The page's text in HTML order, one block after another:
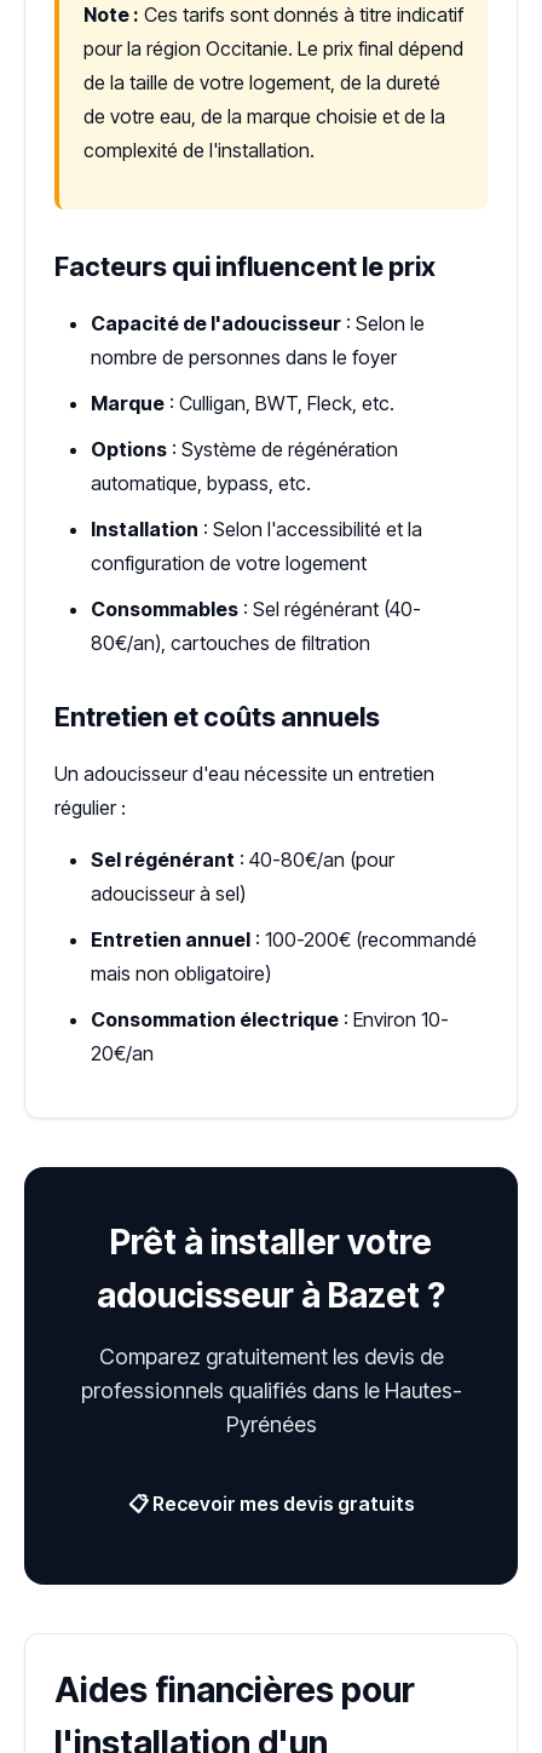
Note : Ces tarifs sont donnés à titre indicatif
pour la région Occitanie. Le prix final dépend
de la taille de votre logement, de la dureté
de votre eau, de la marque choisie et de la
complexité de l'installation.
Facteurs qui influencent le prix
Capacité de l'adoucisseur : Selon le
nombre de personnes dans le foyer
Marque : Culligan, BWT, Fleck, etc.
Options : Système de régénération
automatique, bypass, etc.
Installation : Selon l'accessibilité et la
configuration de votre logement
Consommables : Sel régénérant (40-
80€/an), cartouches de filtration
Entretien et coûts annuels
Un adoucisseur d'eau nécessite un entretien
régulier :
Sel régénérant : 40-80€/an (pour
adoucisseur à sel)
Entretien annuel : 100-200€ (recommandé
mais non obligatoire)
Consommation électrique : Environ 10-
20€/an
Prêt à installer votre
adoucisseur à Bazet ?
Comparez gratuitement les devis de
professionnels qualifiés dans le Hautes-
Pyrénées
📋 Recevoir mes devis gratuits
Aides financières pour
l'installation d'un